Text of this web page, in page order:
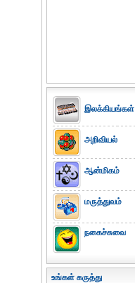
இலக்கியங்கள்
அறிவியல்
ஆன்மிகம்
மருத்துவம்
நகைச்சுவை
உங்கள் கருத்து